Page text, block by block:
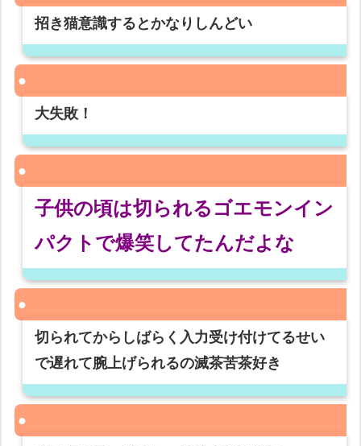
招き猫意識するとかなりしんどい
大失敗！
子供の頃は切られるゴエモンイン
パクトで爆笑してたんだよな
切られてからしばらく入力受け付けてるせい
で遅れて腕上げられるの滅茶苦茶好き